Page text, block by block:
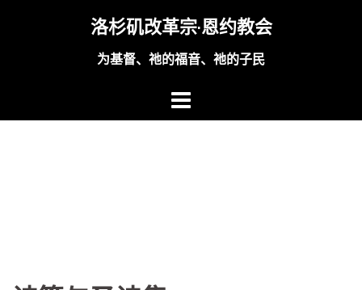
洛杉矶改革宗·恩约教会
为基督、祂的福音、祂的子民